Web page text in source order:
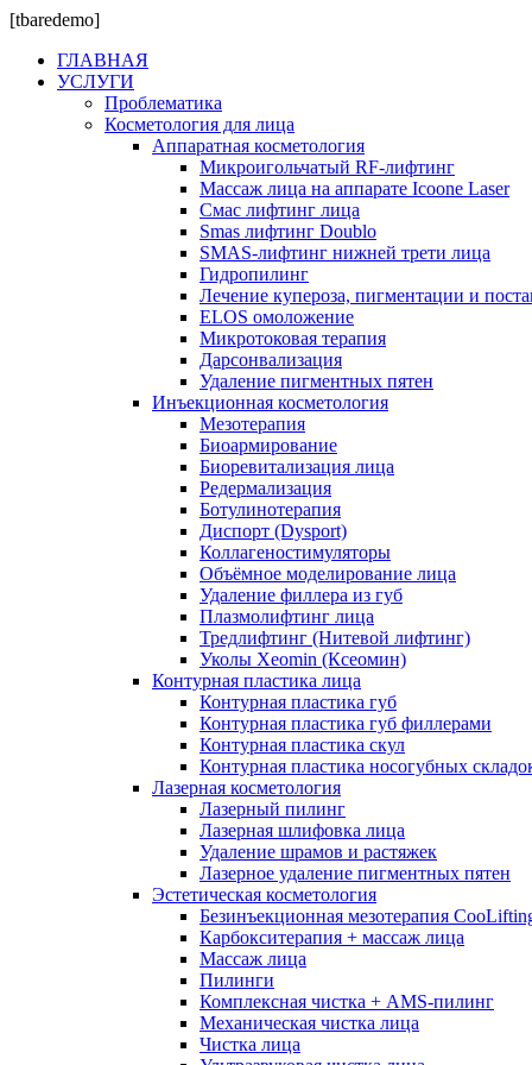
[tbaredemo]
ГЛАВНАЯ
УСЛУГИ
Проблематика
Косметология для лица
Аппаратная косметология
Микроигольчатый RF-лифтинг
Массаж лица на аппарате Icoone Laser
Смас лифтинг лица
Smas лифтинг Doublo
SMAS-лифтинг нижней трети лица
Гидропилинг
Лечение купероза, пигментации и
ELOS омоложение
Микротоковая терапия
Дарсонвализация
Удаление пигментных пятен
Инъекционная косметология
Мезотерапия
Биоармирование
Биоревитализация лица
Редермализация
Ботулинотерапия
Диспорт (Dysport)
Коллагеностимуляторы
Объёмное моделирование лица
Удаление филлера из губ
Плазмолифтинг лица
Тредлифтинг (Нитевой лифтинг)
Уколы Xeomin (Ксеомин)
Контурная пластика лица
Контурная пластика губ
Контурная пластика губ филлерами
Контурная пластика скул
Контурная пластика носогубных
Лазерная косметология
Лазерный пилинг
Лазерная шлифовка лица
Удаление шрамов и растяжек
Лазерное удаление пигментных пятен
Эстетическая косметология
Безинъекционная мезотерапия
Карбокситерапия + массаж лица
Массаж лица
Пилинги
Комплексная чистка + AMS-пилинг
Механическая чистка лица
Чистка лица